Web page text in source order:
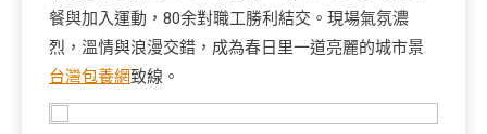
餐與加入運動，80余對職工勝利結交。現場氣氛濃
烈，溫情與浪漫交錯，成為春日里一道亮麗的城市景
台灣包養網致線。